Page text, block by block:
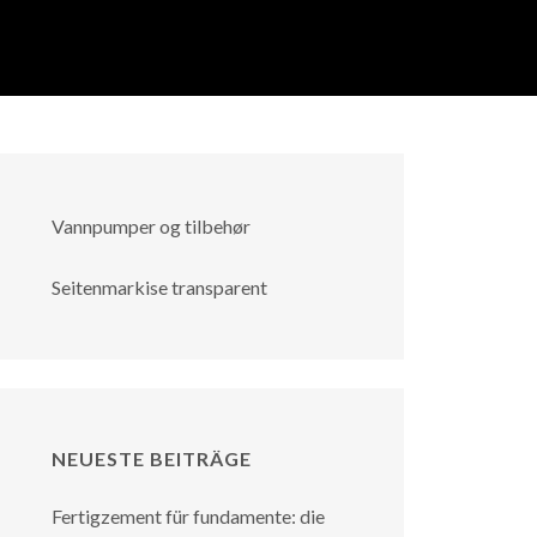
Vannpumper og tilbehør
Seitenmarkise transparent
NEUESTE BEITRÄGE
Fertigzement für fundamente: die